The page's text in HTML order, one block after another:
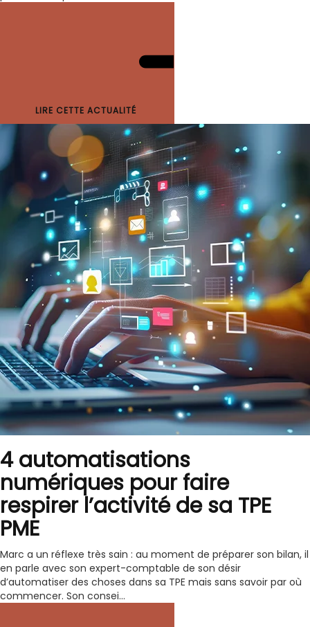
LIRE CETTE ACTUALITÉ
4 automatisations
numériques pour faire
respirer l’activité de sa TPE
PME
Marc a un réflexe très sain : au moment de préparer son bilan, il
en parle avec son expert-comptable de son désir
d’automatiser des choses dans sa TPE mais sans savoir par où
commencer. Son consei...